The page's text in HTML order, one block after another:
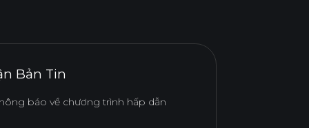
Bản Tin
báo về chương trình hấp dẫn